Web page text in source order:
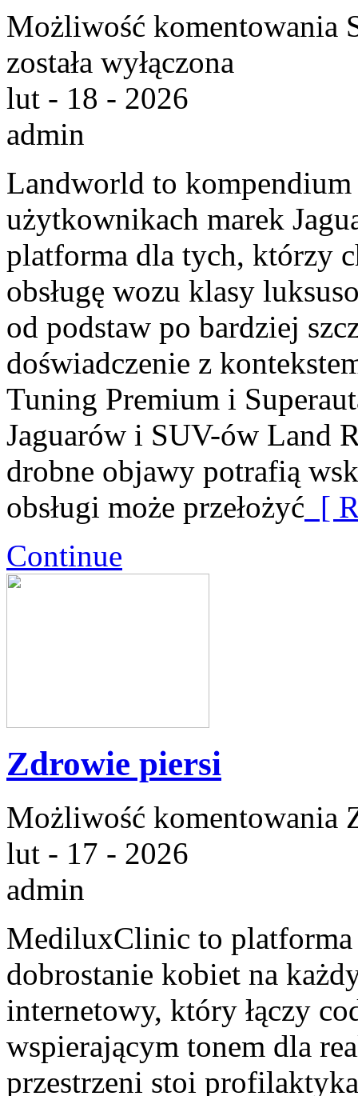
Możliwość komentowania
została wyłączona
lut - 18 - 2026
admin
Landworld to
użytkownikach marek
platforma dla tych, którzy
obsługę wozu klasy
od podstaw po bardziej
doświadczenie z
Tuning Premium i
Jaguarów i SUV-ów Land
drobne objawy potrafią
obsługi może przełożyć [
Continue
Zdrowie piersi
Możliwość komentowania
lut - 17 - 2026
admin
MediluxClinic to platforma
dobrostanie kobiet na
internetowy, który łączy
wspierającym tonem dla
przestrzeni stoi